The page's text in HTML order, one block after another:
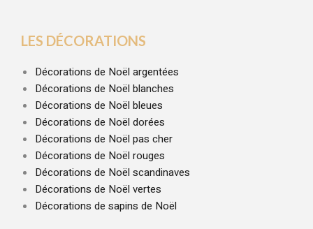
LES DÉCORATIONS
Décorations de Noël argentées
Décorations de Noël blanches
Décorations de Noël bleues
Décorations de Noël dorées
Décorations de Noël pas cher
Décorations de Noël rouges
Décorations de Noël scandinaves
Décorations de Noël vertes
Décorations de sapins de Noël